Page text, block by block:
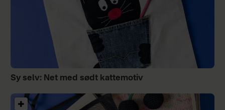
Sy selv: Net med sødt kattemotiv